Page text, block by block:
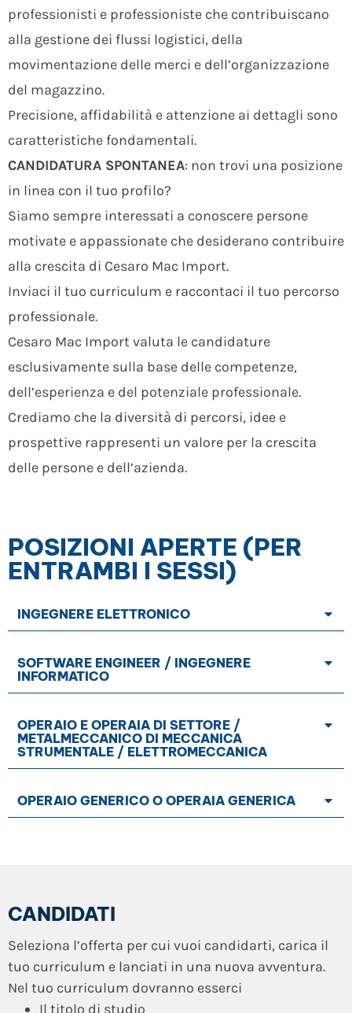
professionisti e professioniste che contribuiscano
alla gestione dei flussi logistici, della
movimentazione delle merci e dell’organizzazione
del magazzino.
Precisione, affidabilità e attenzione ai dettagli sono
caratteristiche fondamentali.
CANDIDATURA SPONTANEA: non trovi una posizione
in linea con il tuo profilo?
Siamo sempre interessati a conoscere persone
motivate e appassionate che desiderano contribuire
alla crescita di Cesaro Mac Import.
Inviaci il tuo curriculum e raccontaci il tuo percorso
professionale.
Cesaro Mac Import valuta le candidature
esclusivamente sulla base delle competenze,
dell’esperienza e del potenziale professionale.
Crediamo che la diversità di percorsi, idee e
prospettive rappresenti un valore per la crescita
delle persone e dell’azienda.
POSIZIONI APERTE (PER
ENTRAMBI I SESSI)
INGEGNERE ELETTRONICO
SOFTWARE ENGINEER / INGEGNERE
INFORMATICO
OPERAIO E OPERAIA DI SETTORE /
METALMECCANICO DI MECCANICA
STRUMENTALE / ELETTROMECCANICA
OPERAIO GENERICO O OPERAIA GENERICA
CANDIDATI
Seleziona l’offerta per cui vuoi candidarti, carica il
tuo curriculum e lanciati in una nuova avventura.
Nel tuo curriculum dovranno esserci
Il titolo di studio